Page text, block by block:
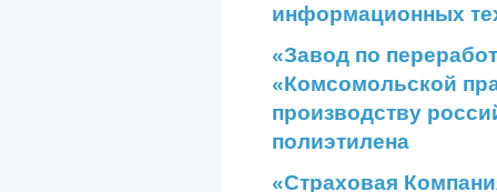
информационных
«Завод по
«Комсомольской
производству
полиэтилена
«Страховая